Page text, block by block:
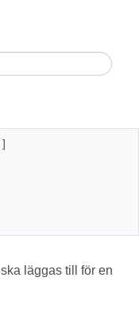
]
ska läggas till för en